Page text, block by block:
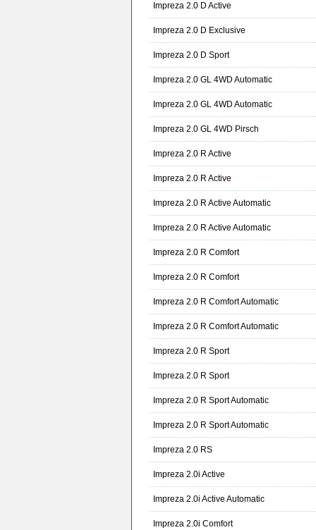
Impreza 2.0 D Active
Impreza 2.0 D Exclusive
Impreza 2.0 D Sport
Impreza 2.0 GL 4WD Automatic
Impreza 2.0 GL 4WD Automatic
Impreza 2.0 GL 4WD Pirsch
Impreza 2.0 R Active
Impreza 2.0 R Active
Impreza 2.0 R Active Automatic
Impreza 2.0 R Active Automatic
Impreza 2.0 R Comfort
Impreza 2.0 R Comfort
Impreza 2.0 R Comfort Automatic
Impreza 2.0 R Comfort Automatic
Impreza 2.0 R Sport
Impreza 2.0 R Sport
Impreza 2.0 R Sport Automatic
Impreza 2.0 R Sport Automatic
Impreza 2.0 RS
Impreza 2.0i Active
Impreza 2.0i Active Automatic
Impreza 2.0i Comfort